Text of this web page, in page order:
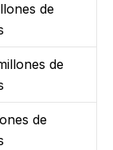
de
de
de